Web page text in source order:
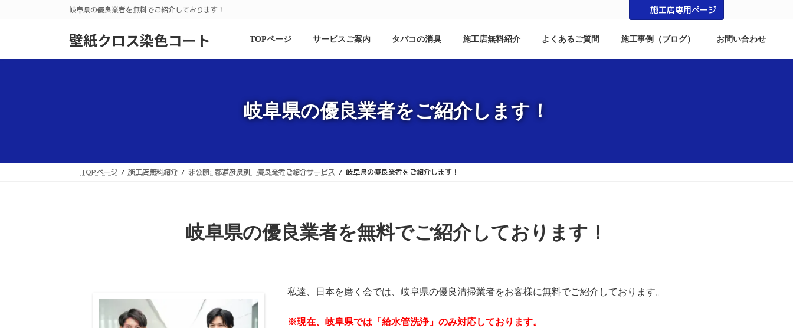
ツ
シ
岐阜県の優良業者を無料でご紹介しております！ 施工店専用ページ
壁紙クロス染色コート TOPページ サービスご案内 タバコの消臭 施工店無料紹介 よくあるご質問 施工事例（ブログ） お問い合わせ
岐阜県の優良業者をご紹介します！
TOPページ 施工店無料紹介 非公開: 都道府県別 優良業者ご紹介サービス 岐阜県の優良業者をご紹介します！
岐阜県の優良業者を無料でご紹介しております！
私達、日本を磨く会では、岐阜県の優良清掃業者をお客様に無料でご紹介しております。
※現在、岐阜県では「給水管洗浄」のみ対応しております。